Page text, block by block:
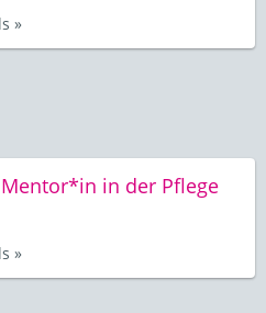
»
in der Pflege
»